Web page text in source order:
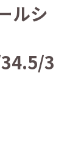
ルシ
3